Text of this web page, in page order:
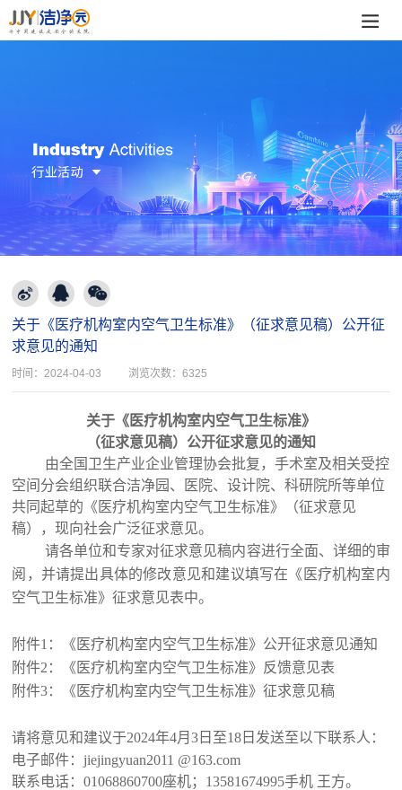
关于《医疗机构室内空气卫生标准》（征求意见稿）公开征
求意见的通知
时间： 2024-04-03 浏览次数：6325
关于《医疗机构室内空气卫生标准》
（征求意见稿）公开征求意见的通知
由全国卫生产业企业管理协会批复，手术室及相关受控
空间分会组织联合洁净园、医院、设计院、科研院所等单位
共同起草的《医疗机构室内空气卫生标准》（征求意见
稿），现向社会广泛征求意见。
请各单位和专家对征求意见稿内容进行全面、详细的审
阅，并请提出具体的修改意见和建议填写在《医疗机构室内
空气卫生标准》征求意见表中。
附件1：《医疗机构室内空气卫生标准》公开征求意见通知
附件2：《医疗机构室内空气卫生标准》反馈意见表
附件3：《医疗机构室内空气卫生标准》征求意见稿
请将意见和建议于2024年4月3日至18日发送至以下联系人：
电子邮件：jiejingyuan2011 @163.com
联系电话：01068860700座机；13581674995手机 王方。